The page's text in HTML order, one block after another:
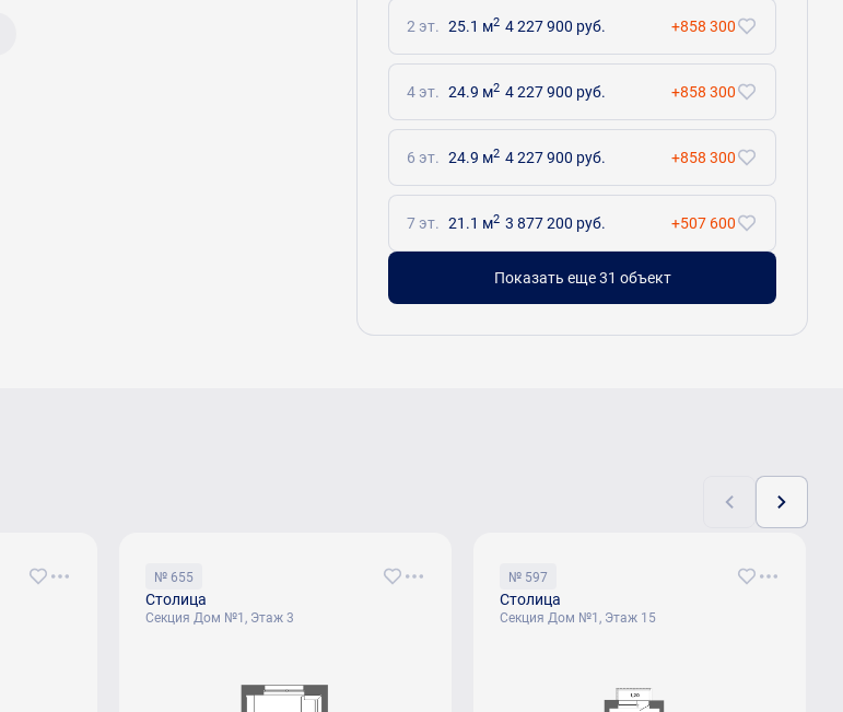
2 эт. 25.1 м2 4 227 900 руб. +858 300
4 эт. 24.9 м2 4 227 900 руб. +858 300
6 эт. 24.9 м2 4 227 900 руб. +858 300
7 эт. 21.1 м2 3 877 200 руб. +507 600
Показать еще 31 объект
№ 655
Столица
Секция Дом №1, Этаж 3
№ 597
Столица
Секция Дом №1, Этаж 15